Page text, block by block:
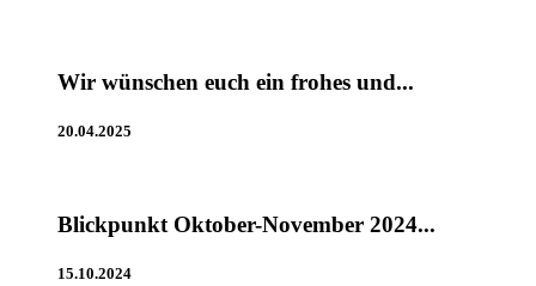
Wir wünschen euch ein frohes und...
20.04.2025
Blickpunkt Oktober-November 2024...
15.10.2024